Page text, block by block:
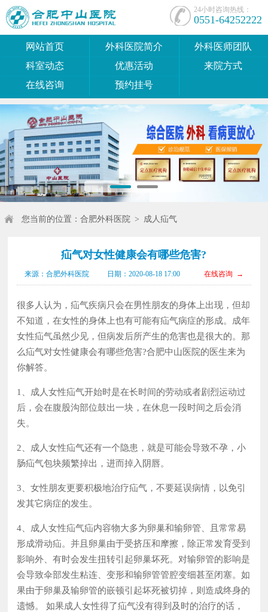
24小时咨询热线：
0551-64252222
网站首页 外科医院简介
外科医师团队
科室动态
优惠活动
来院方式
在线咨询
预约挂号
您当前的位置： 合肥外科医院> 成人疝气
疝气对女性健康会有哪些危害?
来源：合肥外科医院 日期：2020-08-18 17:00 在线咨询 →
很多人认为，疝气疾病只会在男性朋友的身体上出现，但却
不知道，在女性的身体上也有可能有疝气病症的形成。成年
女性疝气虽然少见，但病发后所产生的危害也是很大的。那
么疝气对女性健康会有哪些危害?合肥中山医院的医生来为
你解答。
1、成人女性疝气开始时是在长时间的劳动或者剧烈运动过
后，会在腹股沟部位鼓出一块，在休息一段时间之后会消
失。
2、成人女性疝气还有一个隐患，就是可能会导致不孕，小
肠疝气包块频繁掉出，进而掉入阴唇。
3、女性朋友更要积极地治疗疝气，不要延误病情，以免引
发其它病症的发生。
4、成人女性疝气疝内容物大多为卵巢和输卵管、且常常易
形成滑动疝。并且卵巢由于受挤压和摩擦，除正常发育受到
影响外、有时会发生扭转引起卵巢坏死。对输卵管的影响是
会导致伞部发生粘连、变形和输卵管管腔变细甚至闭塞。如
果由于卵巢及输卵管的嵌顿引起坏死被切掉，则造成终身的
遗憾。 如果成人女性得了疝气没有得到及时的治疗的话，